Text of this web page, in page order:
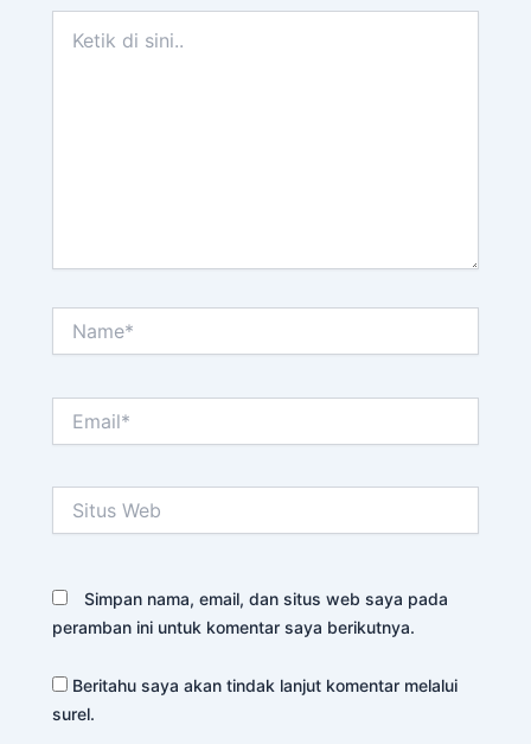
Web
Simpan nama, email, dan situs web saya pada
peramban ini untuk komentar saya berikutnya.
Beritahu saya akan tindak lanjut komentar melalui
surel.